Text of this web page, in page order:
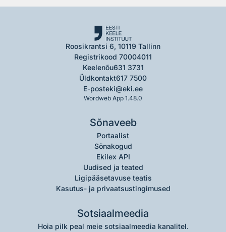
Roosikrantsi 6, 10119 Tallinn
Registrikood 70004011
Keelenõu631 3731
Üldkontakt617 7500
E-posteki@eki.ee
Wordweb App 1.48.0
Sõnaveeb
Portaalist
Sõnakogud
Ekilex API
Uudised ja teated
Ligipääsetavuse teatis
Kasutus- ja privaatsustingimused
Sotsiaalmeedia
Hoia pilk peal meie sotsiaalmeedia kanalitel.